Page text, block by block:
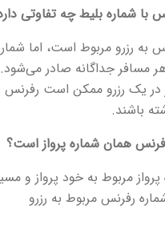
با شماره بلیط چه تفاوتی
به رزرو مربوط است، اما
مسافر جداگانه صادر می‌شود.
در یک رزرو ممکن است رفرنس
باشند.
همان شماره پرواز است؟
مربوط به خود پرواز و
رفرنس مربوط به رزرو